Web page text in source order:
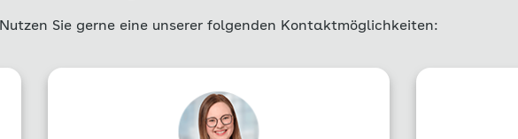
Nutzen Sie gerne eine unserer folgenden Kontaktmöglichkeiten: